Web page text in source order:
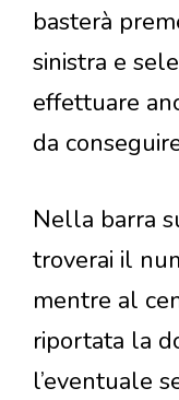
basterà
sinistra e
effettuare
da
Nella barra
troverai il
mentre al
riportata la
l’eventuale